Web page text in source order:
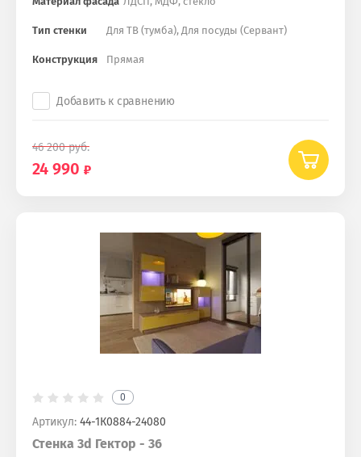
Тип стенки Для ТВ (тумба), Для посуды (Сервант)
Конструкция Прямая
Добавить к сравнению
46 200руб.
24 990
0
Артикул: 44-1К0884-24080
Стенка 3d Гектор - 36